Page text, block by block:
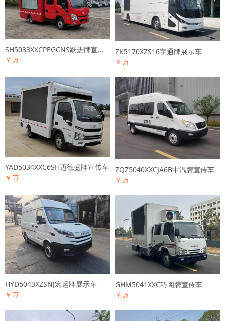
SH5033XXCPEGCNS跃进牌宣传车
￥ 万
ZK5170XZS16宇通牌展示车
￥ 万
YAD5034XXC6SH迈德盛牌宣传车
￥ 万
ZQZ5040XXCJA6B中汽牌宣传车
￥ 万
HYD5043XZSNJ宏运牌展示车
￥ 万
GHM5041XXC巧阁牌宣传车
￥ 万